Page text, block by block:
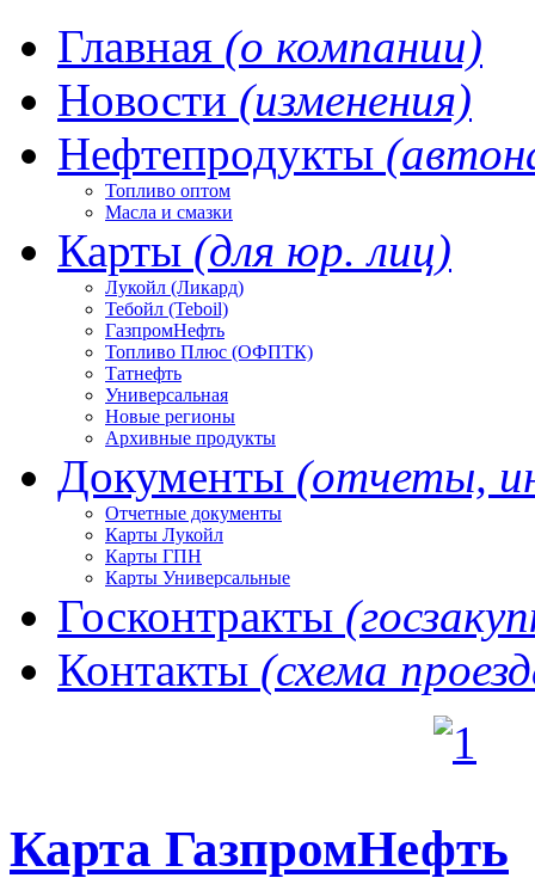
Главная (о компании)
Новости (изменения)
Нефтепродукты
Топливо оптом
Масла и смазки
Карты (для юр. лиц)
Лукойл (Ликард)
Тебойл (Teboil)
ГазпромНефть
Топливо Плюс (ОФПТК)
Татнефть
Универсальная
Новые регионы
Архивные продукты
Документы (отчеты,
Отчетные документы
Карты Лукойл
Карты ГПН
Карты Универсальные
Госконтракты
Контакты (схема
Карта ГазпромНефть